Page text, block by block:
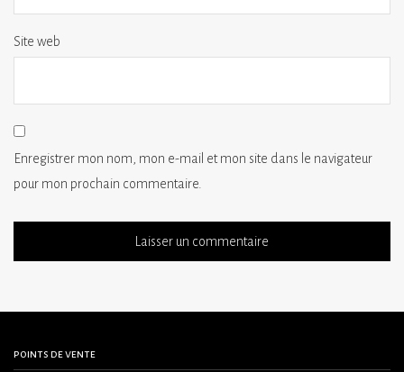
Site web
Enregistrer mon nom, mon e-mail et mon site dans le navigateur
pour mon prochain commentaire.
points de vente